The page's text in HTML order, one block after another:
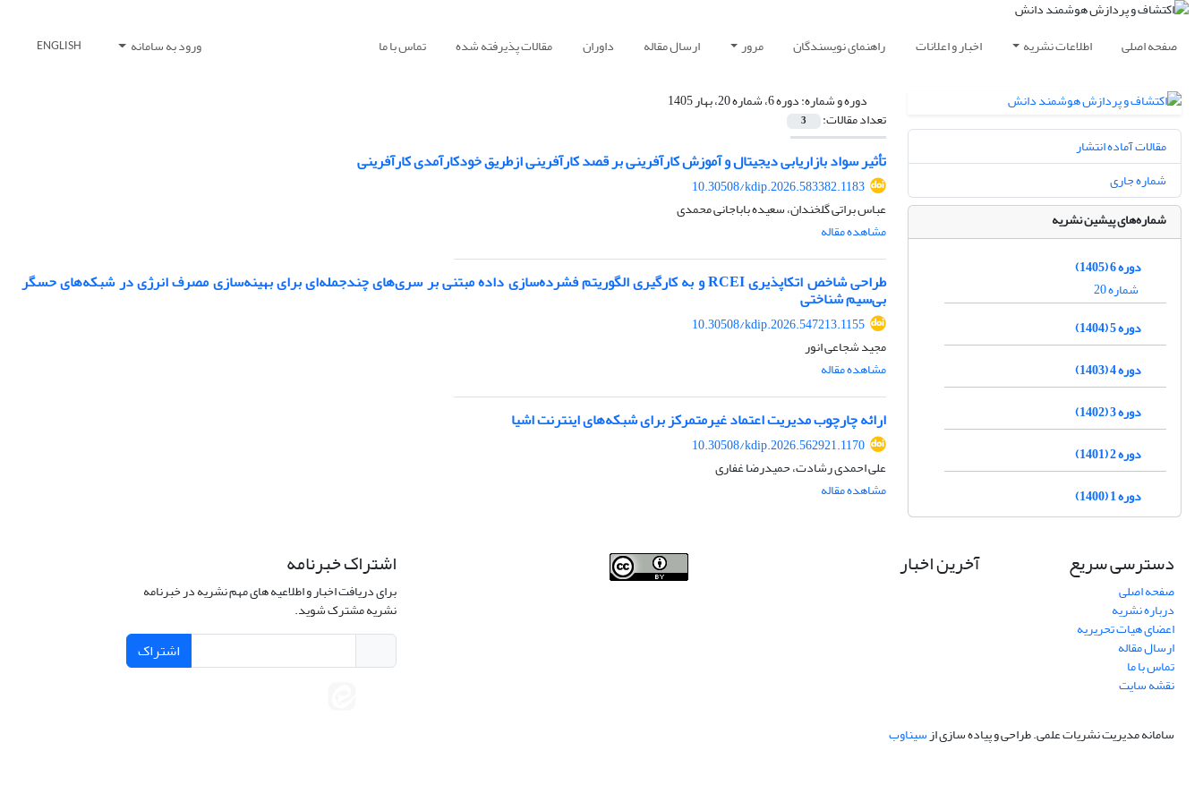
صفحه اصلی اطلاعات نشریه اخبار و اعلانات راهنمای نویسندگان مرور ارسال مقاله داوران مقالات پذیرفته شده تماس با ما ورود به سامانه ENGLISH
دوره و شماره:دوره 6، شماره 20، بهار 1405
تعداد مقالات: 3
تأثیر سواد بازاریابی دیجیتال و آموزش کارآفرینی بر قصد کارآفرینی ازطریق خودکارآمدی کارآفرینی
10.30508/kdip.2026.583382.1183
عباس براتی گلخندان، سعیده باباجانی محمدی
مشاهده مقاله
طراحی شاخص اتکاپذیری RCEI و به‌ کارگیری الگوریتم فشرده‌سازی داده مبتنی بر سری‌های چندجمله‌ای برای بهینه‌سازی مصرف انرژی در شبکه‌های حسگر
بی‌سیم شناختی
10.30508/kdip.2026.547213.1155
مجید شجاعی انور
مشاهده مقاله
ارائه چارچوب مدیریت اعتماد غیرمتمرکز برای شبکه‌های اینترنت اشیا
10.30508/kdip.2026.562921.1170
علی احمدی رشادت، حمیدرضا غفاری
مشاهده مقاله
مقالات آماده انتشار
شماره جاری
شماره‌های پیشین نشریه
دوره 6 (1405)
شماره 20
دوره 5 (1404)
دوره 4 (1403)
دوره 3 (1402)
دوره 2 (1401)
دوره 1 (1400)
دسترسی سریع
صفحه اصلی
درباره نشریه
اعضای هیات تحریریه
ارسال مقاله
تماس با ما
نقشه سایت
آخرین اخبار اشتراک خبرنامه
برای دریافت اخبار و اطلاعیه های مهم نشریه در خبرنامه
نشریه مشترک شوید.
اشتراک
سامانه مدیریت نشریات علمی.طراحی و پیاده سازی ازسیناوب